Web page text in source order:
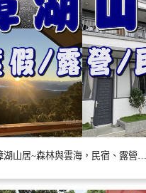
湖山居~森林與雲海，民宿、露營